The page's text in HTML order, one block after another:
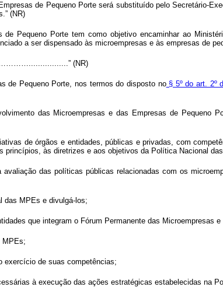
de Pequeno Porte será substituído pelo Secretário-
(NR)
Pequeno Porte tem como objetivo encaminhar ao
a ser dispensado às microempresas e às empresas de
(NR)
de Pequeno Porte, nos termos do disposto no§ 5º do art. 2º
das Microempresas e das Empresas de Pequeno
de órgãos e entidades, públicas e privadas, com
princípios, às diretrizes e aos objetivos da Política Nacional
das políticas públicas relacionadas com os
das MPEs e divulgá-los;
que integram o Fórum Permanente das Microempresas
MPEs;
exercício de suas competências;
à execução das ações estratégicas estabelecidas na